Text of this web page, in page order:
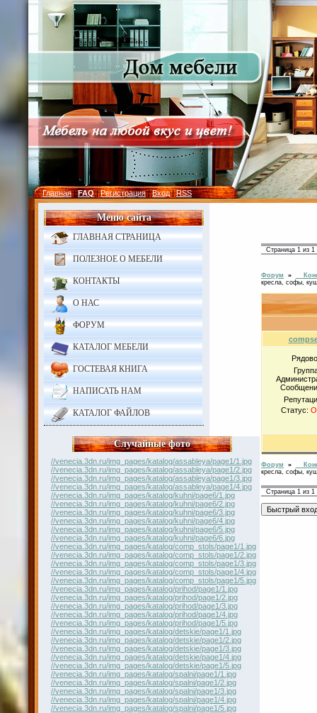
Главная|FAQ|Регистрация|Вход|RSS
Меню сайта
ГЛАВНАЯ СТРАНИЦА
ПОЛЕЗНОЕ О МЕБЕЛИ
КОНТАКТЫ
О НАС
ФОРУМ
КАТАЛОГ МЕБЕЛИ
ГОСТЕВАЯ КНИГА
НАПИСАТЬ НАМ
КАТАЛОГ ФАЙЛОВ
Случайные фото
//venecia.3dn.ru/img_pages/katalog/assableya/page1/1.jpg
//venecia.3dn.ru/img_pages/katalog/assableya/page1/2.jpg
//venecia.3dn.ru/img_pages/katalog/assableya/page1/3.jpg
//venecia.3dn.ru/img_pages/katalog/assableya/page1/4.jpg
//venecia.3dn.ru/img_pages/katalog/kuhni/page6/1.jpg
//venecia.3dn.ru/img_pages/katalog/kuhni/page6/2.jpg
//venecia.3dn.ru/img_pages/katalog/kuhni/page6/3.jpg
//venecia.3dn.ru/img_pages/katalog/kuhni/page6/4.jpg
//venecia.3dn.ru/img_pages/katalog/kuhni/page6/5.jpg
//venecia.3dn.ru/img_pages/katalog/kuhni/page6/6.jpg
//venecia.3dn.ru/img_pages/katalog/comp_stols/page1/1.jpg
//venecia.3dn.ru/img_pages/katalog/comp_stols/page1/2.jpg
//venecia.3dn.ru/img_pages/katalog/comp_stols/page1/3.jpg
//venecia.3dn.ru/img_pages/katalog/comp_stols/page1/4.jpg
//venecia.3dn.ru/img_pages/katalog/comp_stols/page1/5.jpg
//venecia.3dn.ru/img_pages/katalog/prihod/page1/1.jpg
//venecia.3dn.ru/img_pages/katalog/prihod/page1/2.jpg
//venecia.3dn.ru/img_pages/katalog/prihod/page1/3.jpg
//venecia.3dn.ru/img_pages/katalog/prihod/page1/4.jpg
//venecia.3dn.ru/img_pages/katalog/prihod/page1/5.jpg
//venecia.3dn.ru/img_pages/katalog/detskie/page1/1.jpg
//venecia.3dn.ru/img_pages/katalog/detskie/page1/2.jpg
//venecia.3dn.ru/img_pages/katalog/detskie/page1/3.jpg
//venecia.3dn.ru/img_pages/katalog/detskie/page1/4.jpg
//venecia.3dn.ru/img_pages/katalog/detskie/page1/5.jpg
//venecia.3dn.ru/img_pages/katalog/spalni/page1/1.jpg
//venecia.3dn.ru/img_pages/katalog/spalni/page1/2.jpg
//venecia.3dn.ru/img_pages/katalog/spalni/page1/3.jpg
//venecia.3dn.ru/img_pages/katalog/spalni/page1/4.jpg
//venecia.3dn.ru/img_pages/katalog/spalni/page1/5.jpg
Страница 1 из 1
Форум »
кресла, софы,
Статус:
Форум »
кресла, софы,
Страница 1 из 1